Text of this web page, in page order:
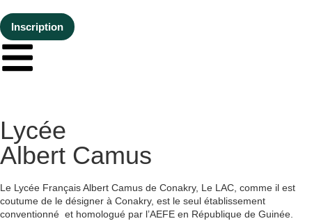
Inscription
Lycée
Albert Camus
Le Lycée Français Albert Camus de Conakry, Le LAC, comme il est
coutume de le désigner à Conakry, est le seul établissement
conventionné et homologué par l’AEFE en République de Guinée.